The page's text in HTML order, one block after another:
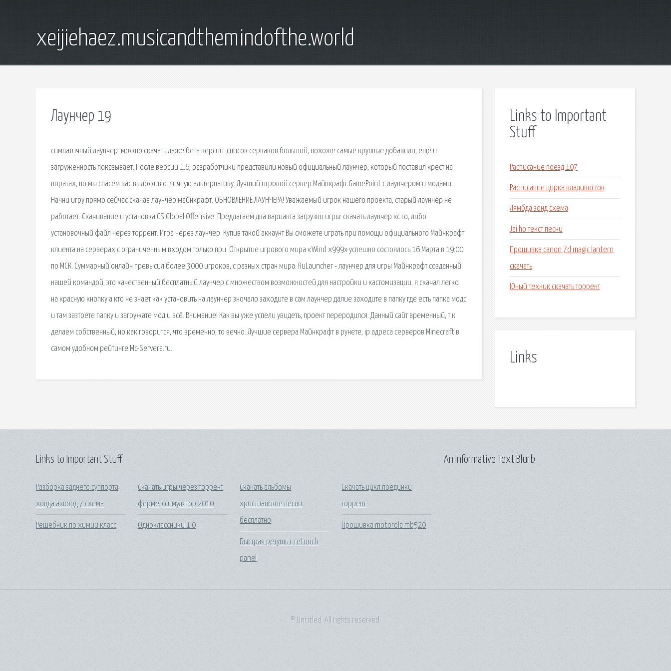
xeijiehaez.musicandthemindofthe.world
Лаунчер 19
симпатичный лаунчер. можно скачать даже бета версии. список серваков большой, похоже самые крупные добавили, ещё и
загруженность показывает. После версии 1.6, разработчики представили новый официальный лаунчер, который поставил крест на
пиратах, но мы спасём вас выложив отличную альтернативу. Лучший игровой сервер Майнкрафт GamePoint с лаунчером и модами.
Начни игру прямо сейчас скачав лаунчер майнкрафт. ОБНОВЛЕНИЕ ЛАУНЧЕРА! Уважаемый игрок нашего проекта, старый лаунчер не
работает. Скачивание и установка CS Global Offensive: Предлагаем два варианта загрузки игры: скачать лаунчер кс го, либо
установочный файл через торрент. Игра через лаунчер. Купив такой аккаунт Вы сможете играть при помощи официального Майнкрафт
клиента на серверах с ограниченным входом только при. Открытие игрового мира «Wind x999» успешно состоялось 16 Марта в 19:00
по МСК. Суммарный онлайн превысил более 3000 игроков, с разных стран мира. RuLauncher - лаунчер для игры Майнкрафт созданный
нашей командой, это качественный бесплатный лаунчер с множеством возможностей для настройки и кастомизации. я скачал легко
на красную кнопку а кто не знает как установить на лаунчер зночало заходите в сам лаунчер далие заходите в папку где есть папка модс
и там зазтоёте папку и загружате мод и всё. Внимание! Как вы уже успели увидеть, проект переродился. Данный сайт временный, т.к
делаем собственный, но как говорится, что временно, то вечно. Лучшие сервера Майнкрафт в рунете, ip адреса серверов Minecraft в
самом удобном рейтинге Mc-Servera.ru.
Links to Important
Stuff
Расписание поезд 107
Расписание цирка владивосток
Лямбда зонд схема
Jai ho текст песни
Прошивка canon 7d magic lantern
скачать
Юный техник скачать торрент
Links
Links to Important Stuff
Разборка заднего суппорта
хонда аккорд 7 схема
Решебник по химии класс
Скачать игры через торрент
фермер симулятор 2010
Одноклассники 1 0
Скачать альбомы
христианские песни
бесплатно
Быстрая ретушь с retouch
panel
Скачать цикл поединки
торрент
Прошивка motorola mb520
An Informative Text Blurb
© Untitled. All rights reserved.